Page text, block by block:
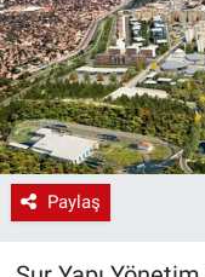
Paylaş